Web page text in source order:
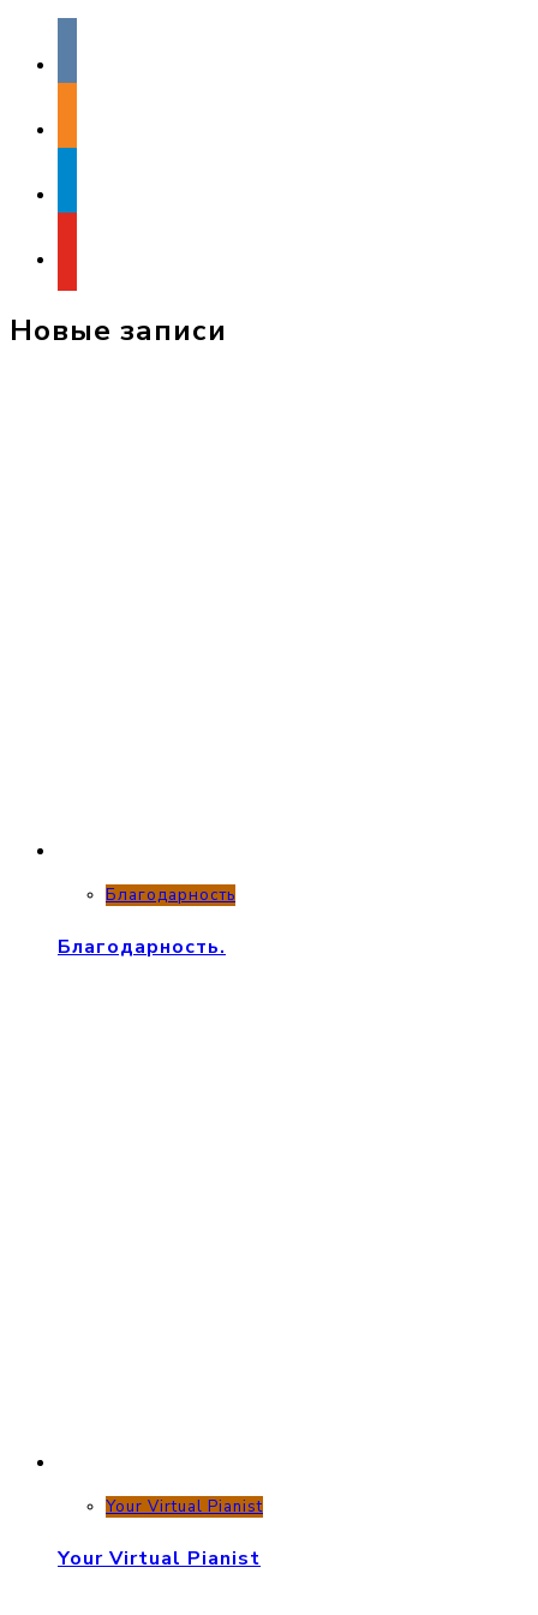
Новые записи
Благодарность
Благодарность.
Your Virtual Pianist
Your Virtual Pianist